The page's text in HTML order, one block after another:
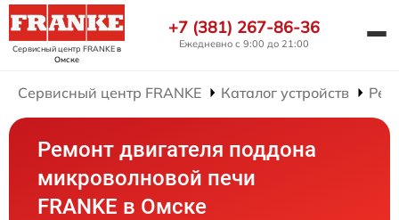
Сервисный центр FRANKEв
Омске
+7 (381) 267-86-36
Ежедневно с 9:00 до 21:00
Сервисный центр FRANKE Каталог устройств
Ремонт двигателя поддона
микроволновой печи
FRANKE в Омске